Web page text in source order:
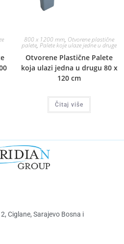
800 x 1200 mm, Otvorene plastične
palete, Palete koje ulaze jedne u druge
Otvorene Plastične Palete
koja ulazi jedna u drugu 80 x
120 cm
Čitaj više
Ciglane, Sarajevo Bosna i